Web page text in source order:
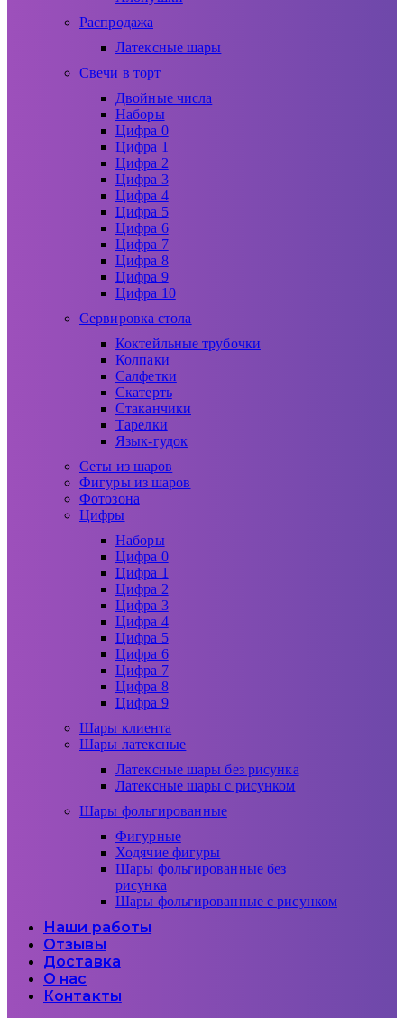
Распродажа
Латексные шары
Свечи в торт
Двойные числа
Наборы
Цифра 0
Цифра 1
Цифра 2
Цифра 3
Цифра 4
Цифра 5
Цифра 6
Цифра 7
Цифра 8
Цифра 9
Цифра 10
Сервировка стола
Коктейльные трубочки
Колпаки
Салфетки
Скатерть
Стаканчики
Тарелки
Язык-гудок
Сеты из шаров
Фигуры из шаров
Фотозона
Цифры
Наборы
Цифра 0
Цифра 1
Цифра 2
Цифра 3
Цифра 4
Цифра 5
Цифра 6
Цифра 7
Цифра 8
Цифра 9
Шары клиента
Шары латексные
Латексные шары без рисунка
Латексные шары с рисунком
Шары фольгированные
Фигурные
Ходячие фигуры
Шары фольгированные без
рисунка
Шары фольгированные с рисунком
Наши работы
Отзывы
Доставка
О нас
Контакты